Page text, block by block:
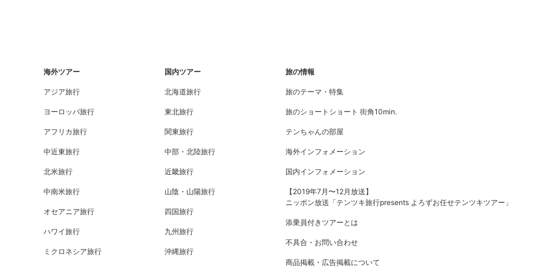
海外ツアー
アジア旅行
ヨーロッパ旅行
アフリカ旅行
中近東旅行
北米旅行
中南米旅行
オセアニア旅行
ハワイ旅行
ミクロネシア旅行
国内ツアー
北海道旅行
東北旅行
関東旅行
中部・北陸旅行
近畿旅行
山陰・山陽旅行
四国旅行
九州旅行
沖縄旅行
旅の情報
旅のテーマ・特集
旅のショートショート 街角10min.
テンちゃんの部屋
海外インフォメーション
国内インフォメーション
【2019年7月〜12月放送】
ニッポン放送「テンツキ旅行presents よろずお任せテンツキツアー」
添乗員付きツアーとは
不具合・お問い合わせ
商品掲載・広告掲載について